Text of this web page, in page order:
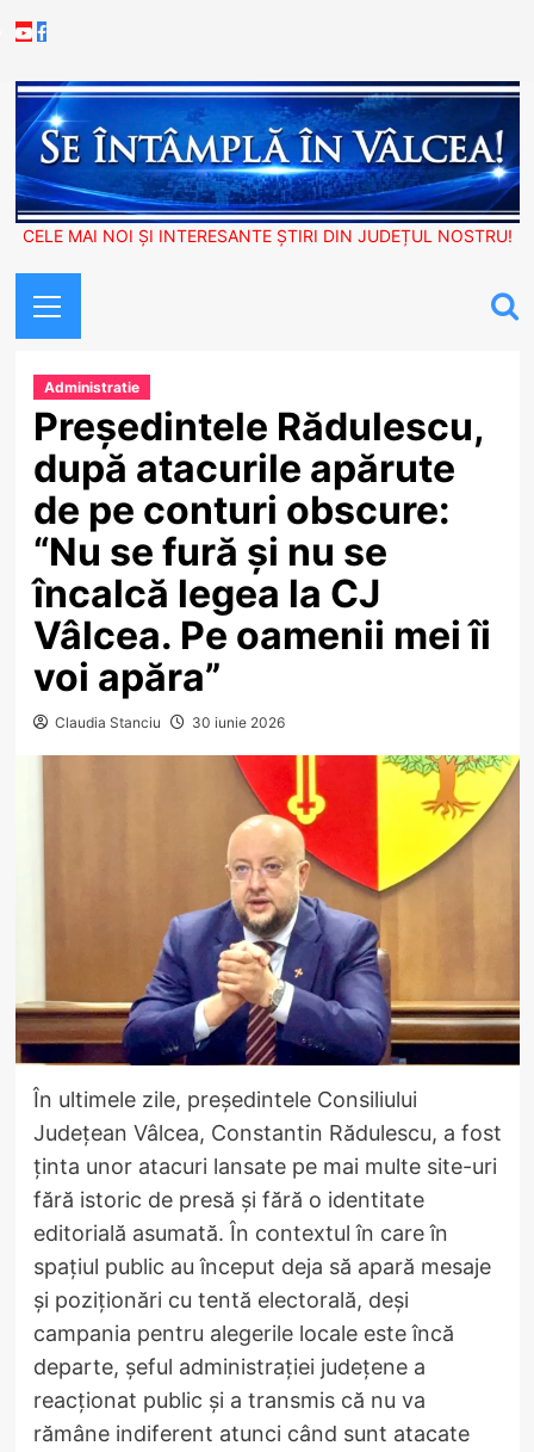
to
Youtube
Facebook
CELE MAI NOI ȘI INTERESANTE ȘTIRI DIN JUDEȚUL NOSTRU!
Menu
Administratie
Președintele Rădulescu,
după atacurile apărute
de pe conturi obscure:
“Nu se fură și nu se
încalcă legea la CJ
Vâlcea. Pe oamenii mei îi
voi apăra”
Claudia Stanciu 30 iunie 2026
În ultimele zile, președintele Consiliului
Județean Vâlcea, Constantin Rădulescu, a fost
ținta unor atacuri lansate pe mai multe site-uri
fără istoric de presă și fără o identitate
editorială asumată. În contextul în care în
spațiul public au început deja să apară mesaje
și poziționări cu tentă electorală, deși
campania pentru alegerile locale este încă
departe, șeful administrației județene a
reacționat public și a transmis că nu va
rămâne indiferent atunci când sunt atacate